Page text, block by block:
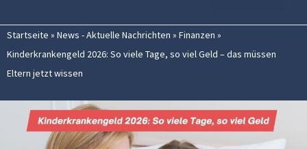
Startseite » News - Aktuelle Nachrichten » Finanzen »
Kinderkrankengeld 2026: So viele Tage, so viel Geld – das müssen
Eltern jetzt wissen